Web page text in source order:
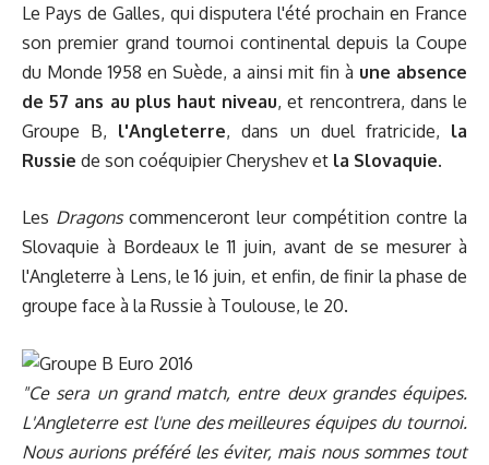
Le Pays de Galles, qui disputera l'été prochain en France
son premier grand tournoi continental depuis la Coupe
du Monde 1958 en Suède, a ainsi mit fin à une absence
de 57 ans au plus haut niveau, et rencontrera, dans le
Groupe B, l'Angleterre, dans un duel fratricide, la
Russie de son coéquipier Cheryshev et la Slovaquie.
Les Dragonscommenceront leur compétition contre la
Slovaquie à Bordeaux le 11 juin, avant de se mesurer à
l'Angleterre à Lens, le 16 juin, et enfin, de finir la phase de
groupe face à la Russie à Toulouse, le 20.
"Ce sera un grand match, entre deux grandes équipes.
L'Angleterre est l'une des meilleures équipes du tournoi.
Nous aurions préféré les éviter, mais nous sommes tout